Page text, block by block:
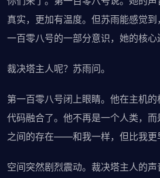
真实，更加有温度。但苏雨能感觉
一百零八号的一部分意识，她的核心
裁决塔主人呢？苏雨问。
第一百零八号闭上眼睛。他在主机
代码融合了。他不再是一个人类，
之间的存在——和我一样，但比我更
空间突然剧烈震动。裁决塔主人的